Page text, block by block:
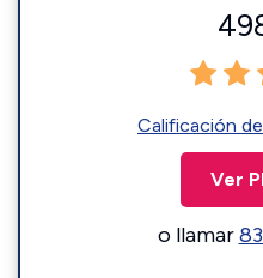
Calificación
Ver
o llamar